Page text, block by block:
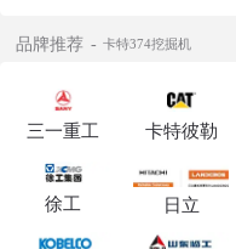
品牌推荐 卡特374挖掘机
三一重工 卡特彼勒
徐工 日立